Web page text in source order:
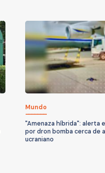
Mundo
"Amenaza híbrida": alerta
por dron bomba cerca de
ucraniano